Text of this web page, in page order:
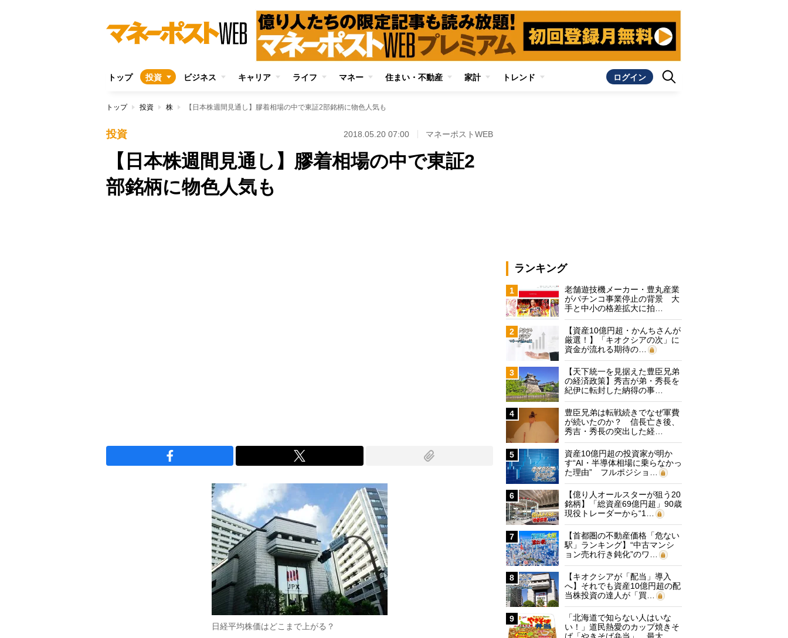
トップ 投資 ビジネス キャリア ライフ マネー 住まい・不動産 家計 トレンド ログイン
トップ 投資 株 【日本株週間見通し】膠着相場の中で東証2部銘柄に物色人気も
投資 2018.05.20 07:00 マネーポストWEB
【日本株週間見通し】膠着相場の中で東証2
部銘柄に物色人気も
日経平均株価はどこまで上がる？
ランキング
1
老舗遊技機メーカー・豊丸産業
がパチンコ事業停止の背景 大
手と中小の格差拡大に拍…
2
【資産10億円超・かんちさんが
厳選！】「キオクシアの次」に
資金が流れる期待の…
3
【天下統一を見据えた豊臣兄弟
の経済政策】秀吉が弟・秀長を
紀伊に転封した納得の事…
4
豊臣兄弟は転戦続きでなぜ軍費
が続いたのか？ 信長亡き後、
秀吉・秀長の突出した経…
5
資産10億円超の投資家が明か
す“AI・半導体相場に乗らなかっ
た理由” フルポジショ…
6
【億り人オールスターが狙う20
銘柄】「総資産69億円超」90歳
現役トレーダーから“1…
7
【首都圏の不動産価格「危ない
駅」ランキング】“中古マンシ
ョン売れ行き鈍化”のワ…
8
【キオクシアが「配当」導入
へ】それでも資産10億円超の配
当株投資の達人が「買…
9
「北海道で知らない人はいな
い！」道民熱愛のカップ焼きそ